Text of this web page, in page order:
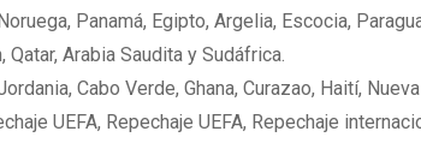
Panamá, Egipto, Argelia, Escocia,
Qatar, Arabia Saudita y Sudáfrica.
Cabo Verde, Ghana, Curazao, Haití,
UEFA, Repechaje UEFA, Repechaje